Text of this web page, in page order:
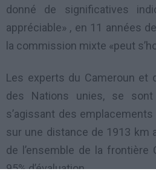
donné de significatives
appréciable» , en 11 années
la commission mixte «peut
Les experts du Cameroun et
des Nations unies, se
s’agissant des
sur une distance de 1913 km
de l’ensemble de la frontière
95% d’évaluation.